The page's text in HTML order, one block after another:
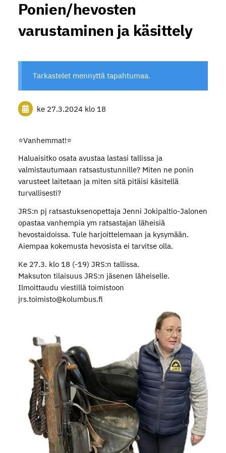
Ponien/hevosten
varustaminen ja käsittely
Tarkastelet mennyttä tapahtumaa.
ke 27.3.2024 klo 18
⭐️Vanhemmat!⭐️
Haluaisitko osata avustaa lastasi tallissa ja
valmistautumaan ratsastustunnille? Miten ne ponin
varusteet laitetaan ja miten sitä pitäisi käsitellä
turvallisesti?
JRS:n pj ratsastuksenopettaja Jenni Jokipaltio-Jalonen
opastaa vanhempia ym ratsastajan läheisiä
hevostaidoissa. Tule harjoittelemaan ja kysymään.
Aiempaa kokemusta hevosista ei tarvitse olla.
Ke 27.3. klo 18 (-19) JRS:n tallissa.
Maksuton tilaisuus JRS:n jäsenen läheiselle.
Ilmoittaudu viestillä toimistoon
jrs.toimisto@kolumbus.fi